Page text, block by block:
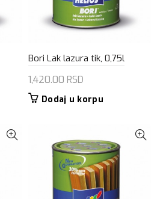
Bori Lak lazura tik, 0,75l
1,420.00 RSD
Dodaj u korpu